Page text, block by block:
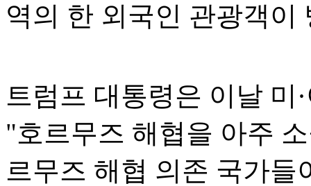
역의 한 외국인 관광객이
트럼프 대통령은 이날 미
"호르무즈 해협을 아주
르무즈 해협 의존 국가